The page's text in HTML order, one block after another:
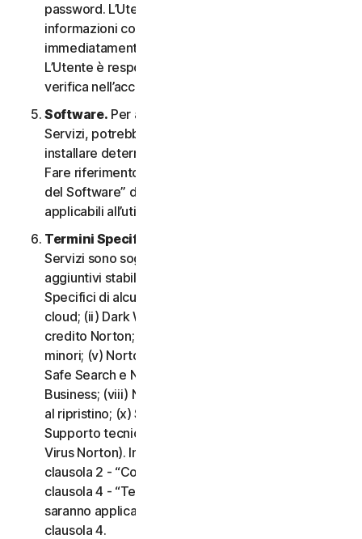
password. L’Utente non deve condividere queste
informazioni con altri e si impegna a riportare
immediatamente qualsiasi utilizzo non autorizzato.
L’Utente è responsabile di qualsiasi attività che si
verifica nell’account.
Software. Per accedere e utilizzare determinati
Servizi, potrebbe essere necessario scaricare e
installare determinati Software su un Dispositivo.
Fare riferimento alla clausola 3 - “Termini di Licenza
del Software” del CLS per i termini e le condizioni
applicabili all’utilizzo di tale Software.
Termini Specifici di alcuni Servizi.
Servizi sono soggetti a termini e condizioni
aggiuntivi stabiliti nella clausola 4 - “Termini
Specifici di alcuni Servizi” del CLS: (i) Backup nel
cloud; (ii) Dark Web Monitoring; (iii) Portale del
credito Norton; (iv) Norton Family e Protezione
minori; (v) Norton Password Manager; (vi) Norton
Safe Search e Norton Safe Web; (vii) Norton Small
Business; (viii) Norton VPN; (ix) Servizi di supporto
al ripristino; (x) Social Media Monitoring e (xi)
Supporto tecnico (inclusa la Promessa Protezione
Virus Norton). In caso di conflitto o incoerenza tra la
clausola 2 - “Condizioni Generali del Servizio” e la
clausola 4 - “Termini Specifici di alcuni Servizi”,
saranno applicabili le condizioni contenute nella
clausola 4.